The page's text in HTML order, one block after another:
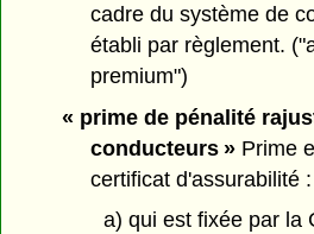
cadre du système de
établi par règlement.
premium")
« prime de pénalité
conducteurs » Prime
certificat d'assurabilité :
a) qui est fixée par la